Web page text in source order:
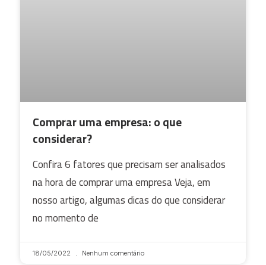
Comprar uma empresa: o que
considerar?
Confira 6 fatores que precisam ser analisados
na hora de comprar uma empresa Veja, em
nosso artigo, algumas dicas do que considerar
no momento de
18/05/2022 Nenhum comentário